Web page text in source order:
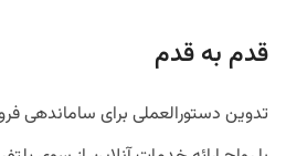
قدم به قدم
تدوین دستورالعملی برای ساماندهی